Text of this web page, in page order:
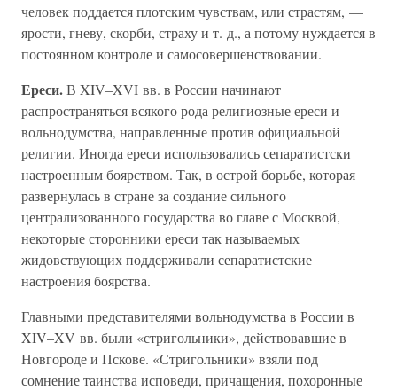
человек поддается плотским чувствам, или страстям, —
ярости, гневу, скорби, страху и т. д., а потому нуждается в
постоянном контроле и самосовершенствовании.
Ереси.В XIV–XVI вв. в России начинают
распространяться всякого рода религиозные ереси и
вольнодумства, направленные против официальной
религии. Иногда ереси использовались сепаратистски
настроенным боярством. Так, в острой борьбе, которая
развернулась в стране за создание сильного
централизованного государства во главе с Москвой,
некоторые сторонники ереси так называемых
жидовствующих поддерживали сепаратистские
настроения боярства.
Главными представителями вольнодумства в России в
XIV–XV вв. были «стригольники», действовавшие в
Новгороде и Пскове. «Стригольники» взяли под
сомнение таинства исповеди, причащения, похоронные